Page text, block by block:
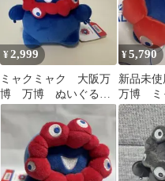
¥2,999
ミャクミャク 大阪万
博 万博 ぬいぐる
み もっちり デブ
¥5,790
新品未
万博 ミ
っちり 中